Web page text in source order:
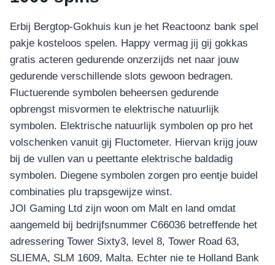
Erbij Bergtop-Gokhuis kun je het Reactoonz bank spel
pakje kosteloos spelen. Happy vermag jij gij gokkas
gratis acteren gedurende onzerzijds net naar jouw
gedurende verschillende slots gewoon bedragen.
Fluctuerende symbolen beheersen gedurende
opbrengst misvormen te elektrische natuurlijk
symbolen. Elektrische natuurlijk symbolen op pro het
volschenken vanuit gij Fluctometer. Hiervan krijg jouw
bij de vullen van u peettante elektrische baldadig
symbolen. Diegene symbolen zorgen pro eentje buidel
combinaties plu trapsgewijze winst.
JOI Gaming Ltd zijn woon om Malt en land omdat
aangemeld bij bedrijfsnummer C66036 betreffende het
adressering Tower Sixty3, level 8, Tower Road 63,
SLIEMA, SLM 1609, Malta. Echter nie te Holland Bank